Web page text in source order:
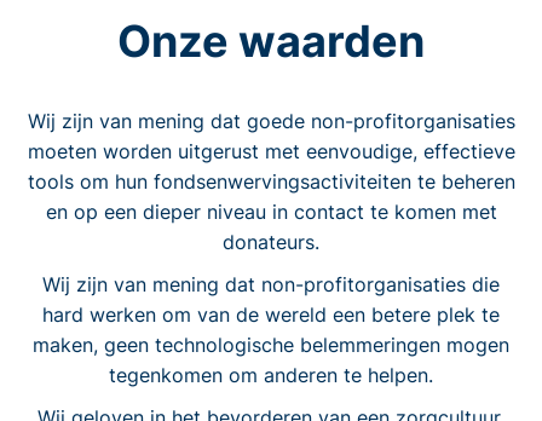
Onze waarden
Wij zijn van mening dat goede non-profitorganisaties
moeten worden uitgerust met eenvoudige, effectieve
tools om hun fondsenwervingsactiviteiten te beheren
en op een dieper niveau in contact te komen met
donateurs.
Wij zijn van mening dat non-profitorganisaties die
hard werken om van de wereld een betere plek te
maken, geen technologische belemmeringen mogen
tegenkomen om anderen te helpen.